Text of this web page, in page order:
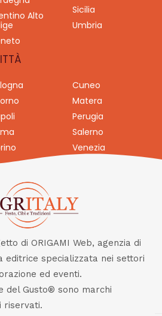
Sicilia
Alto
Umbria
Cuneo
Matera
Perugia
Salerno
Venezia
di ORIGAMI Web, agenzia di
editrice specializzata nei settori
ed eventi.
del Gusto® sono marchi
riservati.